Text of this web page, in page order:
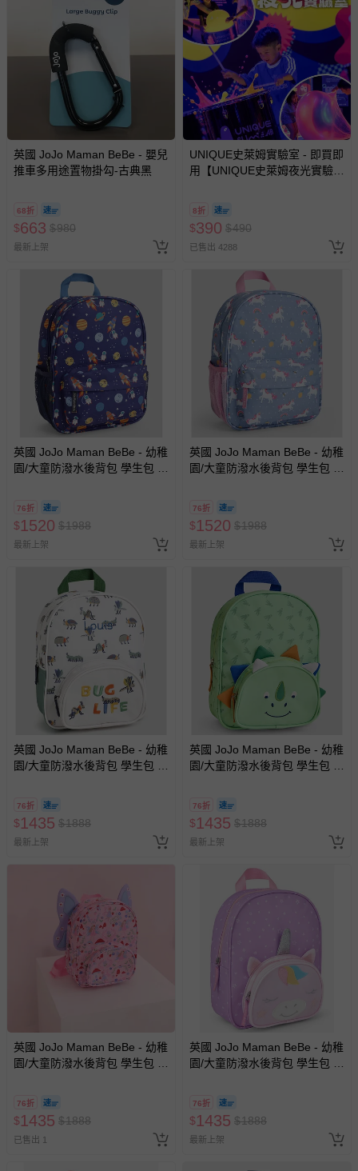
非以有形媒介提供之數位內容或一經提供即為完成之線
上服務，經消費者事先同意始提供（例如線上課程、遊
戲或活動點數等）。
已拆封之以下類型商品：
-個人衛生用品（例如尿布、貼身衣物、泳裝、襪子、地
墊、寢具類等）。
-新生兒親膚衣物（嬰幼兒包巾與背巾、包屁衣、學習
褲、紗布衣等）。
-接觸性孕哺產品（奶嘴、奶瓶、擠乳器、哺乳衣、托腹
-其他原廠盒裝商品封口處已貼上「不可拆封」，或具警
示字句等說明貼紙、封條者。
國際航空、客運、訂房等服務。
相關的退換貨辦理流程，可詳見： 退換貨 & 退款問題
其他常見問題：
運送服務：目前提供的運送僅限台灣本島。如您位於離島地
區，可能會無法配送，或須依據商品需加收離島運費。廠商
亦保留出貨與否的權利。離島、偏遠地區、樓層親送等加價
費用，可能會另需加收。
商品實際的配達日期，可於訂單個人資料內的查詢訂單內，
已出貨通知之訊息為主。
如您收到商品，請依正常流程檢查是否完好，若商品遇瑕疵
若您對於會員帳號、商品訂購與資訊、購物流程、付款方
式、折價券與購物金的使用、退貨及商品運送方式等有疑
問，你可詳見：
媽咪愛客服中心
。
預購商品：預購為海外同步代購，遇缺貨即會通知媽咪並協
助取消退款事宜。
商品如因「價格、組合」等錯誤原因，導致無法安排出貨，
會主動以簡訊及mail通知訂單取消事宜，並將提供適當補
償。
英國 JoJo Maman BeBe - 嬰兒
推車多用途置物掛勾-古典黑
68折
$663 $980
最新上架
UNIQUE史萊姆實驗室 - 即買即
用【UNIQUE史萊姆夜光實驗室
8/30 (電子票券，於展期現場憑
訂單編號兌換，逾期作廢) (大
人小孩均一價(3歲以上需購票))
8折
$390 $490
已售出 4288
英國 JoJo Maman BeBe - 幼稚
園/大童防潑水後背包 學生包 旅
76折
$1520 $1988
最新上架
英國 JoJo Maman BeBe - 幼稚
園/大童防潑水後背包 學生包 旅
76折
$1520 $1988
最新上架
英國 JoJo Maman BeBe - 幼稚
園/大童防潑水後背包 學生包 旅
76折
$1435 $1888
最新上架
英國 JoJo Maman BeBe - 幼稚
園/大童防潑水後背包 學生包 旅
76折
$1435 $1888
最新上架
英國 JoJo Maman BeBe - 幼稚
園/大童防潑水後背包 學生包 旅
76折
$1435 $1888
已售出 1
英國 JoJo Maman BeBe - 幼稚
園/大童防潑水後背包 學生包 旅
76折
$1435 $1888
最新上架